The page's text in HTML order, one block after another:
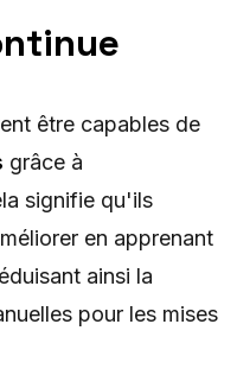
être capables de
grâce à
signifie qu'ils
en apprenant
ainsi la
pour les mises